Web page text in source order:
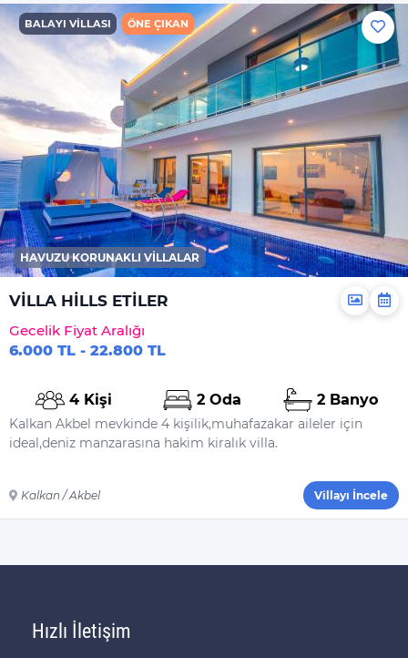
BALAYI VILLASI ÖNE ÇIKAN
HAVUZU KORUNAKLI VILLALAR
VİLLA HİLLS ETİLER
Gecelik Fiyat Aralığı
6.000 TL - 22.800 TL
4 Kişi 2 Oda 2 Banyo
Kalkan Akbel mevkinde 4 kişilik,muhafazakar aileler için
ideal,deniz manzarasına hakim kiralık villa.
Kalkan / Akbel Villayı İncele
Hızlı İletişim